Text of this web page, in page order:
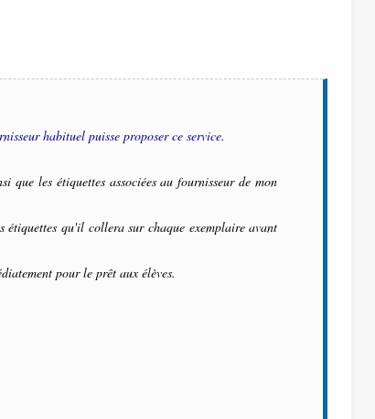
habituel puisse proposer ce service.
les étiquettes associées au fournisseur de mon
qu'il collera sur chaque exemplaire avant
pour le prêt aux élèves.